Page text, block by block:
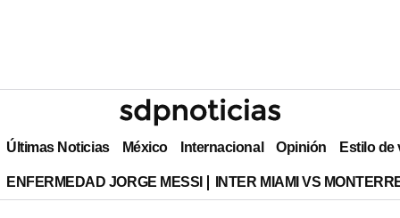
Últimas Noticias México Internacional Opinión Estilo de
ENFERMEDAD JORGE MESSI INTER MIAMI VS